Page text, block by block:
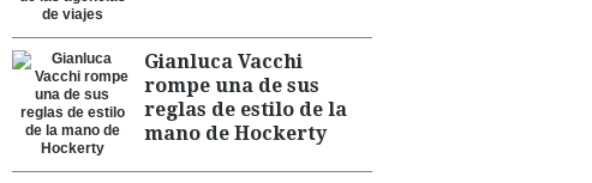
Gianluca Vacchi
rompe una de sus
reglas de estilo de la
mano de Hockerty